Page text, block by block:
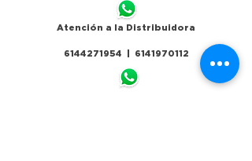
Atención a la Distribuidora
6144271954 | 6141970112